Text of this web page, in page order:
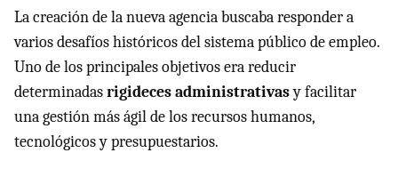
La creación de la nueva agencia buscaba responder a
varios desafíos históricos del sistema público de empleo.
Uno de los principales objetivos era reducir
determinadasrigideces administrativasy facilitar
una gestión más ágil de los recursos humanos,
tecnológicos y presupuestarios.